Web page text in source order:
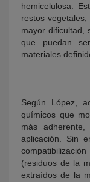
hemicelulosa.
restos
mayor dificultad,
que puedan
materiales
Según López,
químicos que
más
aplicación. Sin
(residuos de la
extraídos de la